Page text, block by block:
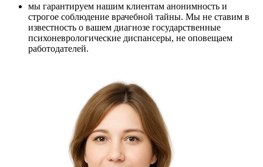
мы гарантируем нашим клиентам анонимность и
строгое соблюдение врачебной тайны. Мы не ставим в
известность о вашем диагнозе государственные
психоневрологические диспансеры, не оповещаем
работодателей.